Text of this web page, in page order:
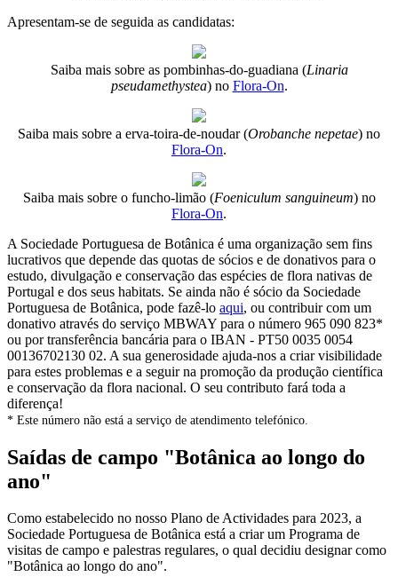
Apresentam-se de seguida as candidatas:
Saiba mais sobre as pombinhas-do-guadiana (Linaria
pseudamethystea) no Flora-On.
Saiba mais sobre a erva-toira-de-noudar (Orobanche nepetae) no
Flora-On.
Saiba mais sobre o funcho-limão (Foeniculum sanguineum) no
Flora-On.
A Sociedade Portuguesa de Botânica é uma organização sem fins
lucrativos que depende das quotas de sócios e de donativos para o
estudo, divulgação e conservação das espécies de flora nativas de
Portugal e dos seus habitats. Se ainda não é sócio da Sociedade
Portuguesa de Botânica, pode fazê-lo aqui, ou contribuir com um
donativo através do serviço MBWAY para o número 965 090 823*
ou por transferência bancária para o IBAN - PT50 0035 0054
00136702130 02. A sua generosidade ajuda-nos a criar visibilidade
para estes problemas e a seguir na promoção da produção científica
e conservação da flora nacional. O seu contributo fará toda a
diferença!
* Este número não está a serviço de atendimento telefónico.
Saídas de campo "Botânica ao longo do
ano"
Como estabelecido no nosso Plano de Actividades para 2023, a
Sociedade Portuguesa de Botânica está a criar um Programa de
visitas de campo e palestras regulares, o qual decidiu designar como
"Botânica ao longo do ano".